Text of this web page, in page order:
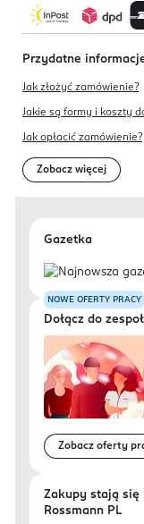
Przydatne
Jak złożyć zamówienie?
Jakie są formy i koszty
Jak opłacić zamówienie?
Zobacz więcej
Gazetka
NOWE OFERTY PRACY
Dołącz do
Zobacz oferty
Zakupy stają się
Rossmann PL